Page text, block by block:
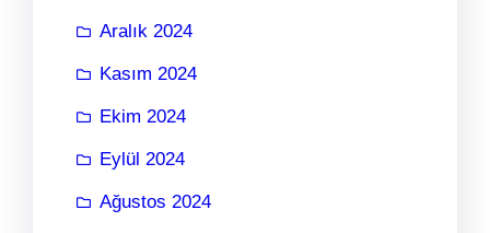
Aralık 2024
Kasım 2024
Ekim 2024
Eylül 2024
Ağustos 2024